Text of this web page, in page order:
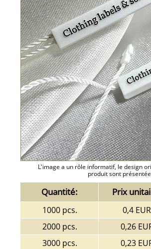
L'image a un rôle informatif, le design
produit sont
Quantité: Prix
1000 pcs. 0,4 EUR
2000 pcs.
0,26
3000 pcs.
0,23